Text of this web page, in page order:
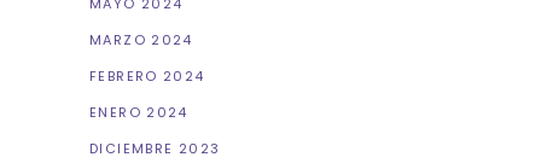
MARZO 2024
FEBRERO 2024
ENERO 2024
DICIEMBRE 2023